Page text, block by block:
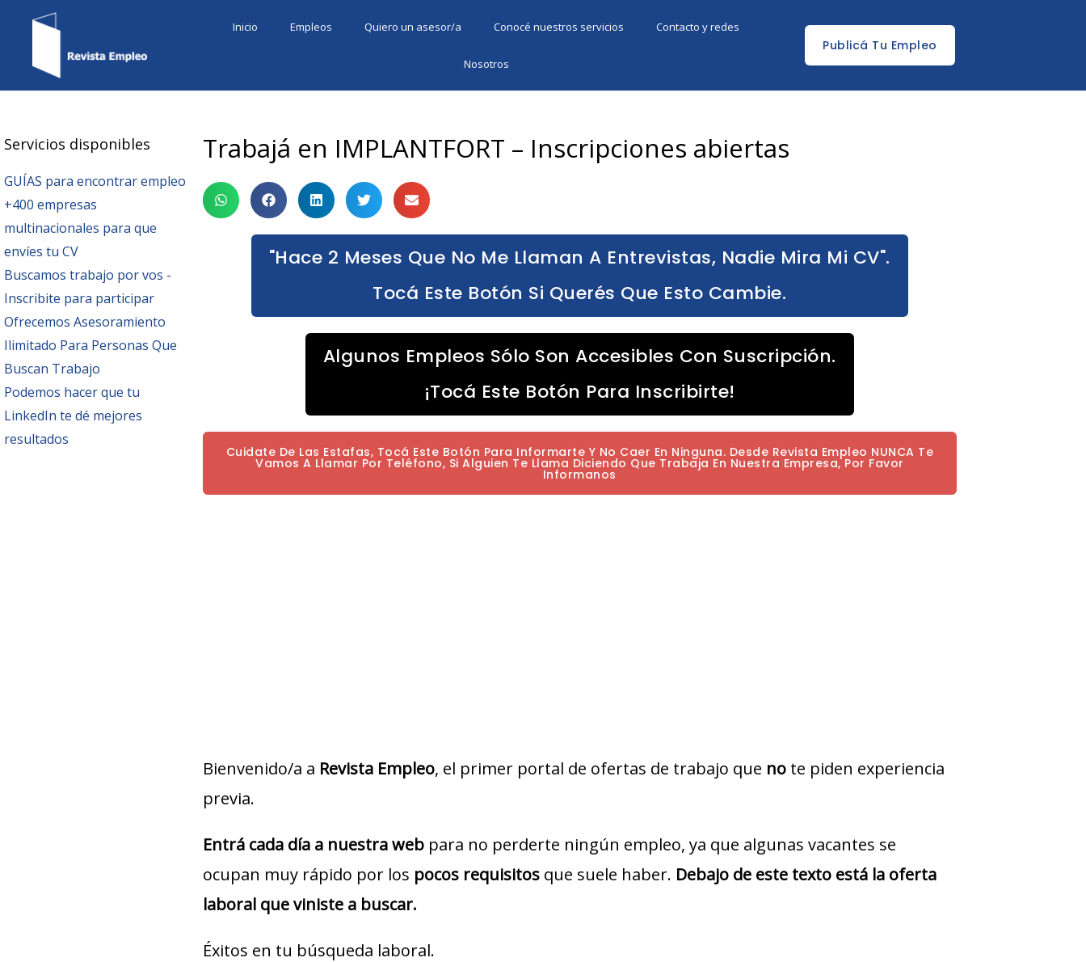
Inicio Empleos Quiero un asesor/a Conocé nuestros servicios Contacto y redes
Nosotros
Publicá Tu Empleo
Servicios disponibles
GUÍAS para encontrar empleo
+400 empresas
multinacionales para que
envíes tu CV
Buscamos trabajo por vos -
Inscribite para participar
Ofrecemos Asesoramiento
Ilimitado Para Personas Que
Buscan Trabajo
Podemos hacer que tu
LinkedIn te dé mejores
resultados
Trabajá en IMPLANTFORT – Inscripciones abiertas
"Hace 2 Meses Que No Me Llaman A Entrevistas, Nadie Mira Mi CV".
Tocá Este Botón Si Querés Que Esto Cambie.
Algunos Empleos Sólo Son Accesibles Con Suscripción.
¡Tocá Este Botón Para Inscribirte!
Cuidate De Las Estafas, Tocá Este Botón Para Informarte Y No Caer En Ninguna. Desde Revista Empleo NUNCA Te
Vamos A Llamar Por Teléfono, Si Alguien Te Llama Diciendo Que Trabaja En Nuestra Empresa, Por Favor
Informanos
Bienvenido/a a Revista Empleo, el primer portal de ofertas de trabajo que note piden experiencia
previa.
Entrá cada día a nuestra web para no perderte ningún empleo, ya que algunas vacantes se
ocupan muy rápido por los pocos requisitosque suele haber. Debajo de este texto está la oferta
laboral que viniste a buscar.
Éxitos en tu búsqueda laboral.